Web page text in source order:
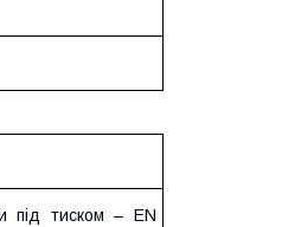
під тиском – EN